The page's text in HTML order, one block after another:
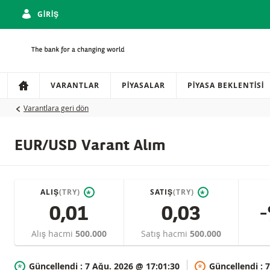
GIRIŞ
Gezinti
Sitede gezinti
VARANTLAR PIYASALAR PIYASA BEKLENTISI
Varantlara geri dön
EUR/USD Varant Alım
ALIŞ(TRY) *
0,01
Alış hacmi500.000
SATIŞ(TRY) *
0,03
Satış hacmi 500.000
* Güncellendi : 7 Ağu. 2026 @ 17:01:30 * Güncellendi :